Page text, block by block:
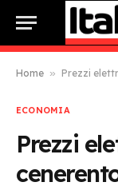
Home » Prezzi elettricità,
ECONOMIA
Prezzi